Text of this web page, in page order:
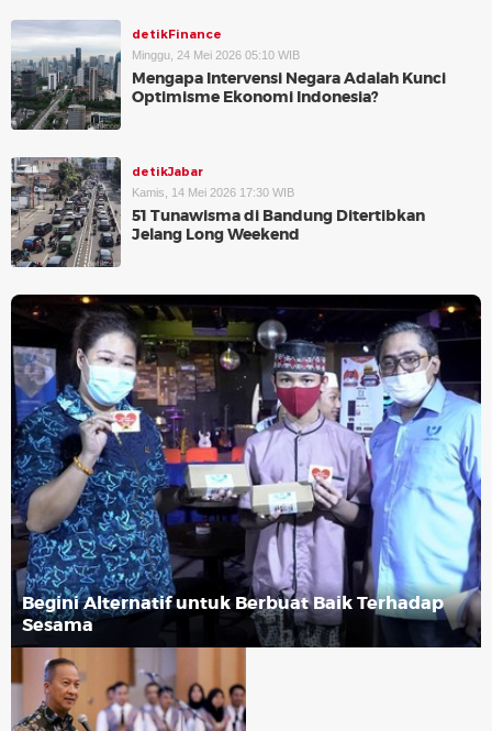
detikFinance
Minggu, 24 Mei 2026 05:10 WIB
Mengapa Intervensi Negara Adalah Kunci
Optimisme Ekonomi Indonesia?
detikJabar
Kamis, 14 Mei 2026 17:30 WIB
51 Tunawisma di Bandung Ditertibkan
Jelang Long Weekend
Begini Alternatif untuk Berbuat Baik Terhadap
Sesama